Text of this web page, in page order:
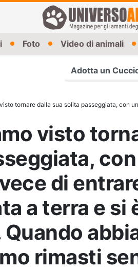
Foto Video di animali
Adotta un
sua solita passeggiata, con una busta in bocca. Invece di entrare in casa l’ha
visto
di
a terra e si
Quando
rimasti